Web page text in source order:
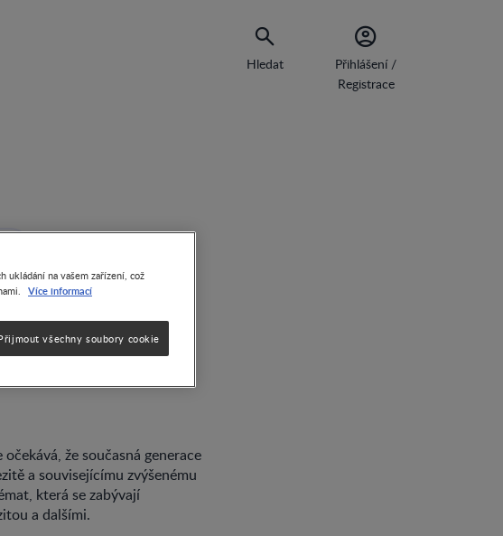
Hledat
Přihlášení /
Registrace
že současná generace
a souvisejícímu zvýšenému
která se zabývají
a dalšími.
ukládání na vašem zařízení, což
Více informací
všechny soubory cookie